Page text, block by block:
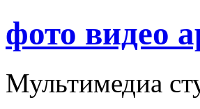
фото видео
Мультимедиа